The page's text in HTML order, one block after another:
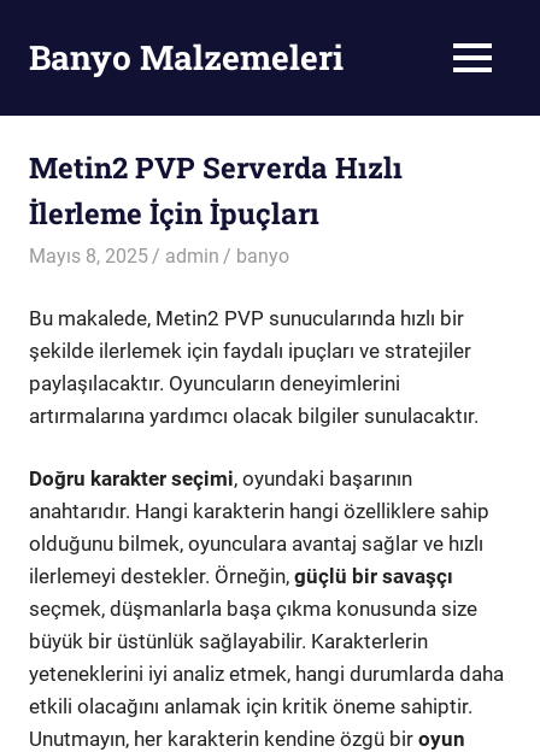
contentBanyo Malzemeleri MENU
Metin2 PVP Serverda Hızlı
İlerleme İçin İpuçları
Mayıs 8, 2025 admin banyo
Bu makalede, Metin2 PVP sunucularında hızlı bir
şekilde ilerlemek için faydalı ipuçları ve stratejiler
paylaşılacaktır. Oyuncuların deneyimlerini
artırmalarına yardımcı olacak bilgiler sunulacaktır.
Doğru karakter seçimi, oyundaki başarının
anahtarıdır. Hangi karakterin hangi özelliklere sahip
olduğunu bilmek, oyunculara avantaj sağlar ve hızlı
ilerlemeyi destekler. Örneğin, güçlü bir savaşçı
seçmek, düşmanlarla başa çıkma konusunda size
büyük bir üstünlük sağlayabilir. Karakterlerin
yeteneklerini iyi analiz etmek, hangi durumlarda daha
etkili olacağını anlamak için kritik öneme sahiptir.
Unutmayın, her karakterin kendine özgü bir oyun